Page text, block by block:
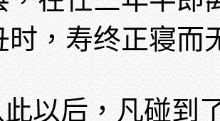
时，寿终正寝而
此以后，凡碰到